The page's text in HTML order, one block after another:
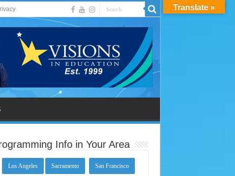
Info in Your Area
Los Angeles Sacramento San Francisco
Translate »